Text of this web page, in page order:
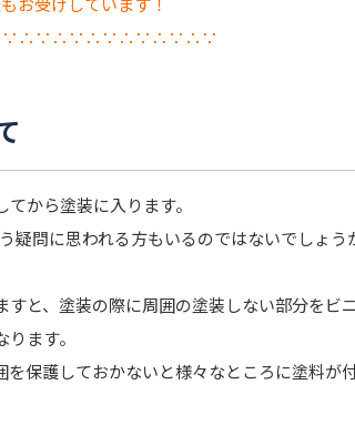
から塗装に入ります。
疑問に思われる方もいるのではないでしょう
と、塗装の際に周囲の塗装しない部分をビ
ます。
保護しておかないと様々なところに塗料が